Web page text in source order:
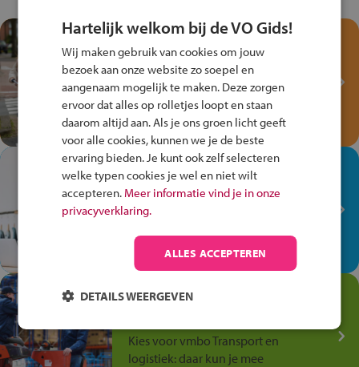
Test je kennis met het
Fiets Veilig
Verkeersspel!
Speel het Fiets Veilig Verkeersspel
en win een Cortina-fiets!
In de winkel ben je op je
plek!
Ontdek via het vmbo jouw talent
op de winkelvloer, waar elke dag
anders is!
Jouw talent in de
Kies voor vmbo Transport en
logistiek: daar kun je mee
Hartelijk welkom bij de VO Gids!
Wij maken gebruik van cookies om jouw
bezoek aan onze website zo soepel en
aangenaam mogelijk te maken. Deze zorgen
ervoor dat alles op rolletjes loopt en staan
daarom altijd aan. Als je ons groen licht geeft
voor alle cookies, kunnen we je de beste
ervaring bieden. Je kunt ook zelf selecteren
welke typen cookies je wel en niet wilt
accepteren. Meer informatie vind je in onze
privacyverklaring.
ALLES ACCEPTEREN
DETAILS WEERGEVEN